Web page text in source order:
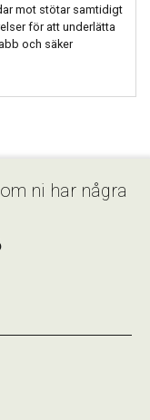
mot stötar samtidigt
för att underlätta
och säker
ni har några